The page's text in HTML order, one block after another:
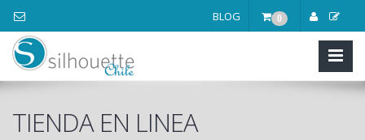
0
BLOG
TIENDA EN LINEA